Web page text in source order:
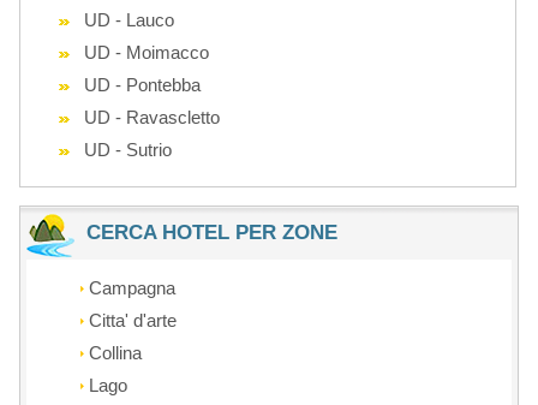
UD - Lauco
UD - Moimacco
UD - Pontebba
UD - Ravascletto
UD - Sutrio
CERCA HOTEL PER ZONE
Campagna
Citta' d'arte
Collina
Lago